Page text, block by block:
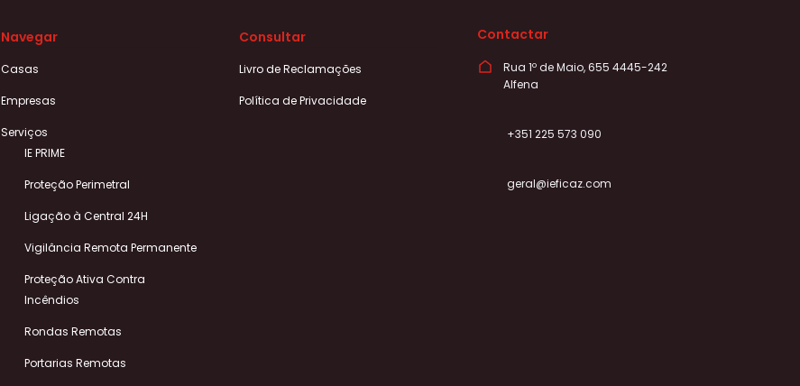
Navegar
Casas
Empresas
Serviços
IE PRIME
Proteção Perimetral
Ligação à Central 24H
Vigilância Remota Permanente
Proteção Ativa Contra
Incêndios
Rondas Remotas
Portarias Remotas
Consultar
Livro de Reclamações
Política de Privacidade
Contactar
Rua 1º de Maio, 655 4445-242
Alfena
+351 225 573 090
geral@ieficaz.com